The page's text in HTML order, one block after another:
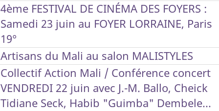
4ème FESTIVAL DE CINÉMA DES FOYERS :
Samedi 23 juin au FOYER LORRAINE, Paris
19°
Artisans du Mali au salon MALISTYLES
Collectif Action Mali / Conférence concert
VENDREDI 22 juin avec J.-M. Ballo, Cheick
Tidiane Seck, Habib "Guimba" Dembele...